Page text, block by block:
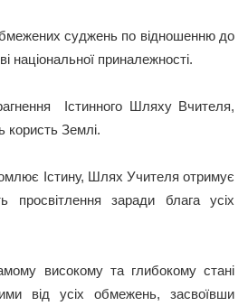
суджень по відношенню до
національної приналежності.
Істинного Шляху Вчителя,
користь Землі.
Істину, Шлях Учителя отримує
просвітлення заради блага усіх
високому та глибокому стані
від усіх обмежень, засвоївши